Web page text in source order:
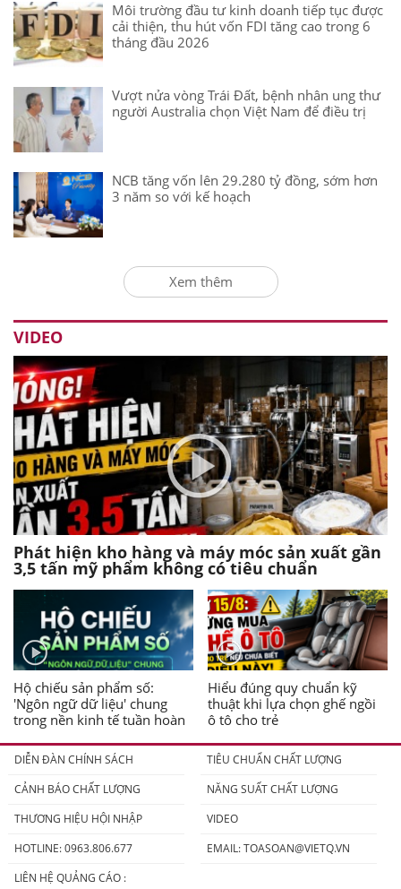
Môi trường đầu tư kinh doanh tiếp tục được
cải thiện, thu hút vốn FDI tăng cao trong 6
tháng đầu 2026
Vượt nửa vòng Trái Đất, bệnh nhân ung thư
người Australia chọn Việt Nam để điều trị
NCB tăng vốn lên 29.280 tỷ đồng, sớm hơn
3 năm so với kế hoạch
Xem thêm
VIDEO
Phát hiện kho hàng và máy móc sản xuất gần
3,5 tấn mỹ phẩm không có tiêu chuẩn
Hộ chiếu sản phẩm số:
'Ngôn ngữ dữ liệu' chung
trong nền kinh tế tuần hoàn
Hiểu đúng quy chuẩn kỹ
thuật khi lựa chọn ghế ngồi
ô tô cho trẻ
DIỄN ĐÀN CHÍNH SÁCH
TIÊU CHUẨN CHẤT LƯỢNG
CẢNH BÁO CHẤT LƯỢNG
NĂNG SUẤT CHẤT LƯỢNG
THƯƠNG HIỆU HỘI NHẬP
VIDEO
HOTLINE: 0963.806.677
EMAIL:TOASOAN@VIETQ.VN
LIÊN HỆ QUẢNG CÁO :